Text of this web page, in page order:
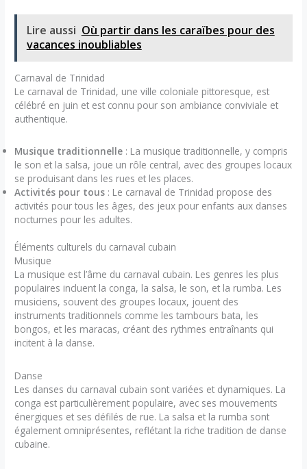
Lire aussi Où partir dans les caraïbes pour des
vacances inoubliables
Carnaval de Trinidad
Le carnaval de Trinidad, une ville coloniale pittoresque, est
célébré en juin et est connu pour son ambiance conviviale et
authentique.
Musique traditionnelle : La musique traditionnelle, y compris
le son et la salsa, joue un rôle central, avec des groupes locaux
se produisant dans les rues et les places.
Activités pour tous : Le carnaval de Trinidad propose des
activités pour tous les âges, des jeux pour enfants aux danses
nocturnes pour les adultes.
Éléments culturels du carnaval cubain
Musique
La musique est l’âme du carnaval cubain. Les genres les plus
populaires incluent la conga, la salsa, le son, et la rumba. Les
musiciens, souvent des groupes locaux, jouent des
instruments traditionnels comme les tambours bata, les
bongos, et les maracas, créant des rythmes entraînants qui
incitent à la danse.
Danse
Les danses du carnaval cubain sont variées et dynamiques. La
conga est particulièrement populaire, avec ses mouvements
énergiques et ses défilés de rue. La salsa et la rumba sont
également omniprésentes, reflétant la riche tradition de danse
cubaine.